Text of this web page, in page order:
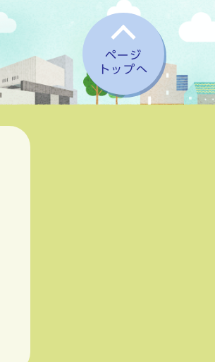
ページ
トップへ